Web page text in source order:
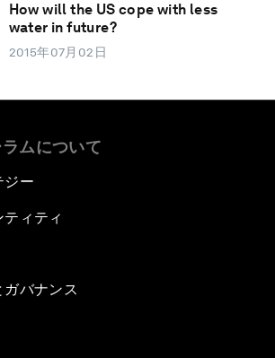
How will the US cope with less
water in future?
2015年07月02日
ムについて
ジー
ィティ
ガバナンス